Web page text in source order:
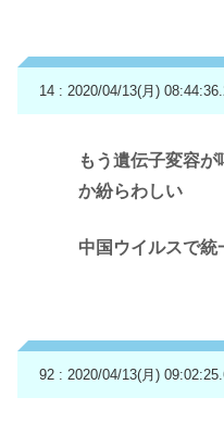
14 : 2020/04/13(月)
もう遺伝子変容
か紛らわしい
中国ウイルスで統
92 : 2020/04/13(月)